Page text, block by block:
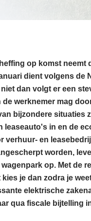
op komst
dient volgens de
dan volgt er een
werknemer mag
bijzondere situaties
leaseauto's in en de
verhuur- en
worden,
op. Met de
kies je dan zodra je
elektrische
qua fiscale bijtelling